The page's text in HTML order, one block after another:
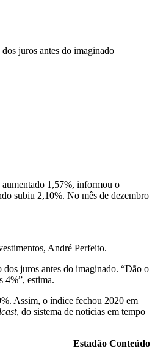
juros antes do imaginado
1,57%, informou o
subiu 2,10%. No mês de dezembro
André Perfeito.
juros antes do imaginado. “Dão o
4%”, estima.
Assim, o índice fechou 2020 em
, do sistema de notícias em tempo
Estadão Conteúdo